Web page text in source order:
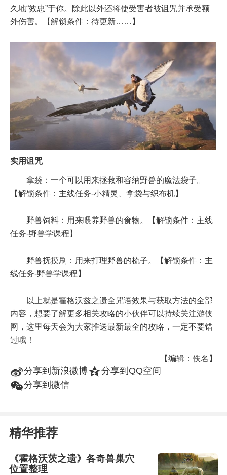
久地“效忠”于你。除此以外还将使受害者被诅咒并承受额
外伤害。【解锁条件：待更新……】
实用诅咒
拿袋：一个可以用来拯救和容纳野兽的魔法袋子。
【解锁条件：主线任务-小精灵、拿袋与织布机】
野兽饲料：用来喂养野兽的食物。【解锁条件：主线
任务-野兽学课程】
野兽抚摸刷：用来打理野兽的梳子。【解锁条件：主
线任务-野兽学课程】
以上就是霍格沃兹之遗全咒语效果与获取方法的全部
内容，想要了解更多相关攻略的小伙伴可以持续关注游侠
网，这里每天会为大家推送最新最全的攻略，一定不要错
过哦！
【编辑：佚名】
t分享到新浪微博z分享到QQ空间
w分享到微信
精华推荐
《霍格沃茨之遗》各奇兽巢穴
位置整理